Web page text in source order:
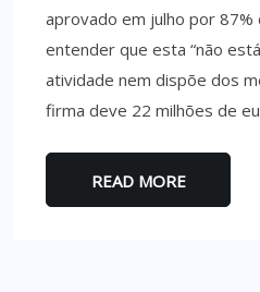
aprovado em julho por
entender que esta “não
atividade nem dispõe dos
firma deve 22 milhões de
READ MORE